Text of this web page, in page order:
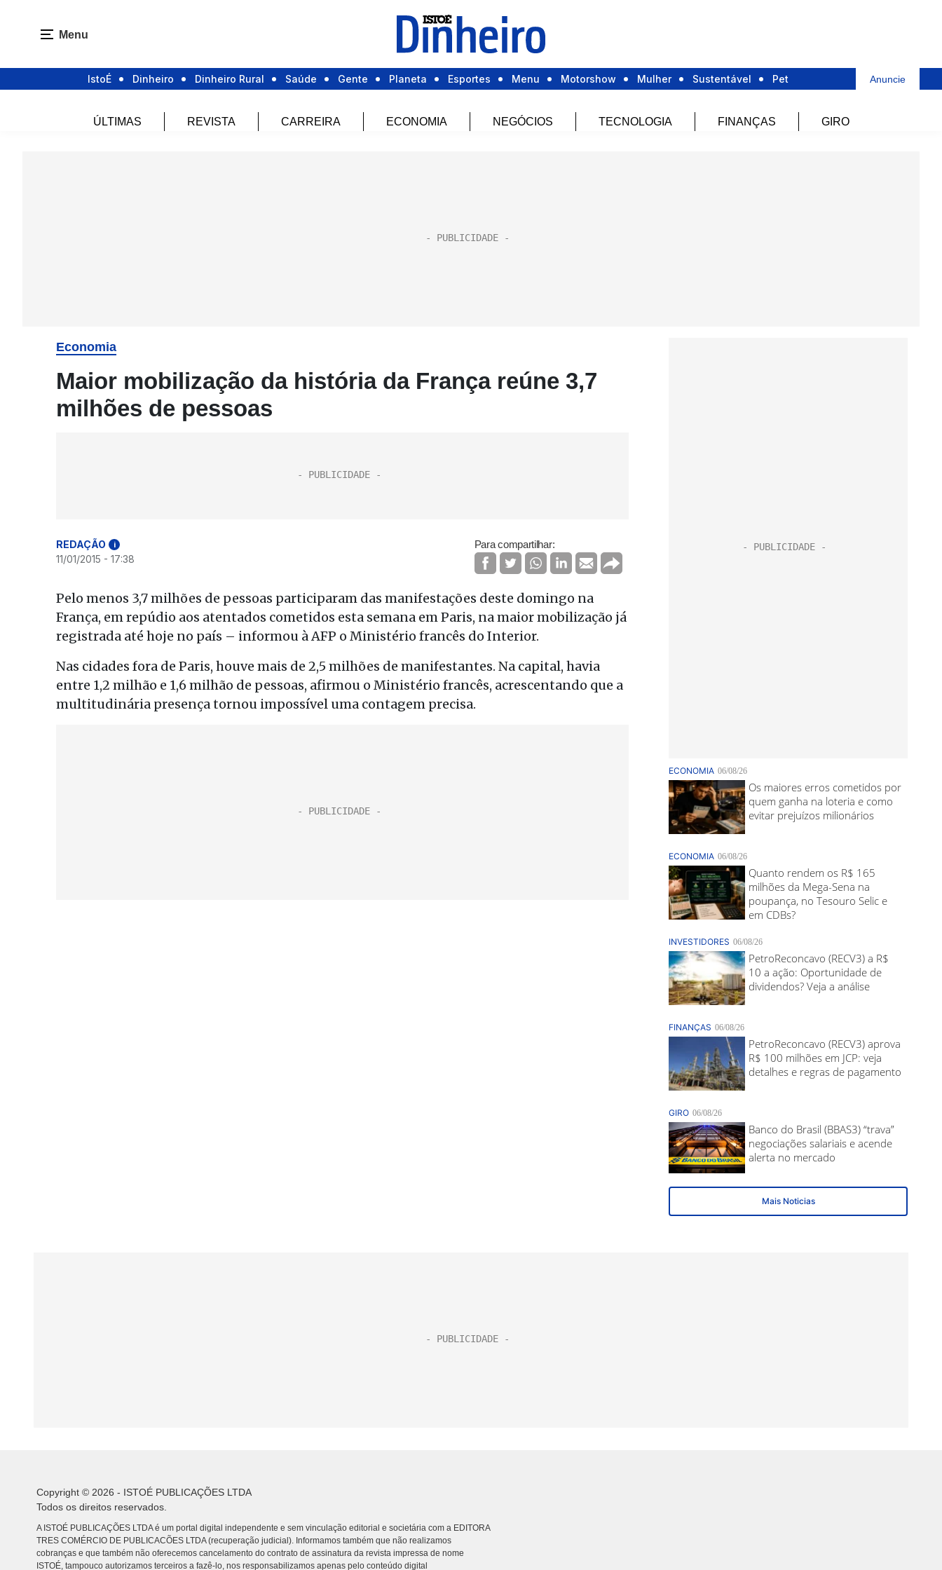
Menu
IstoÉ Dinheiro Dinheiro Rural Saúde Gente Planeta Esportes Menu Motorshow Mulher Sustentável Pet Anuncie
ÚLTIMAS REVISTA CARREIRA ECONOMIA NEGÓCIOS TECNOLOGIA FINANÇAS GIRO
Economia
Maior mobilização da história da França reúne 3,7
milhões de pessoas
REDAÇÃO i
11/01/2015 - 17:38
Para compartilhar:
Pelo menos 3,7 milhões de pessoas participaram das manifestações deste domingo na
França, em repúdio aos atentados cometidos esta semana em Paris, na maior mobilização já
registrada até hoje no país – informou à AFP o Ministério francês do Interior.
Nas cidades fora de Paris, houve mais de 2,5 milhões de manifestantes. Na capital, havia
entre 1,2 milhão e 1,6 milhão de pessoas, afirmou o Ministério francês, acrescentando que a
multitudinária presença tornou impossível uma contagem precisa.
Copyright © 2026 - ISTOÉ PUBLICAÇÕES LTDA
Todos os direitos reservados.
A ISTOÉ PUBLICAÇÕES LTDA é um portal digital independente e sem vinculação editorial e societária com a EDITORA
TRES COMÉRCIO DE PUBLICACÕES LTDA (recuperação judicial). Informamos também que não realizamos
cobranças e que também não oferecemos cancelamento do contrato de assinatura da revista impressa de nome
ISTOÉ, tampouco autorizamos terceiros a fazê-lo, nos responsabilizamos apenas pelo conteúdo digital